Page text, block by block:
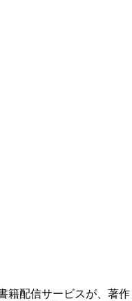
籍配信サービスが、著作